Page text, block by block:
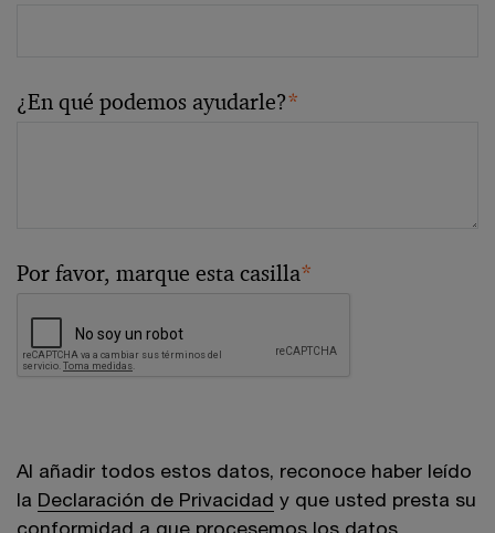
¿En qué podemos ayudarle?*
Por favor, marque esta casilla*
Al añadir todos estos datos, reconoce haber leído
la Declaración de Privacidad y que usted presta su
conformidad a que procesemos los datos